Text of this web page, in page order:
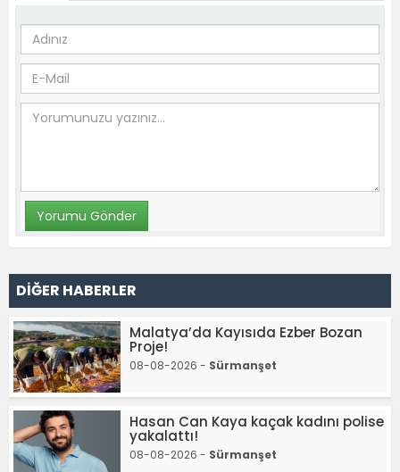
DİĞER HABERLER
Malatya’da Kayısıda Ezber Bozan
Proje!
08-08-2026 - Sürmanşet
Hasan Can Kaya kaçak kadını polise
yakalattı!
08-08-2026 - Sürmanşet